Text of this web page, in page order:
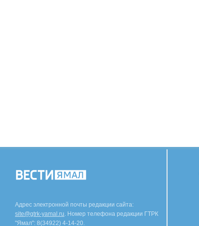
Адрес электронной почты редакции сайта:
site@gtrk-yamal.ru. Номер телефона редакции ГТРК
"Ямал": 8(34922) 4-14-20.